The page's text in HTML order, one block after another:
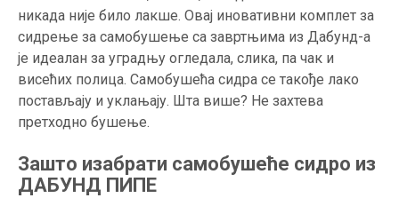
никада није било лакше. Овај иновативни комплет за
сидрење за самобушење са завртњима из Дабунд-а
је идеалан за уградњу огледала, слика, па чак и
висећих полица. Самобушећа сидра се такође лако
постављају и уклањају. Шта више? Не захтева
претходно бушење.
Зашто изабрати самобушеће сидро из
ДАБУНД ПИПЕ